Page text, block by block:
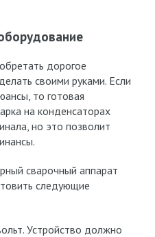
дорогое
своими руками. Если
то готовая
на конденсаторах
но это позволит
сварочный аппарат
следующие
Устройство должно